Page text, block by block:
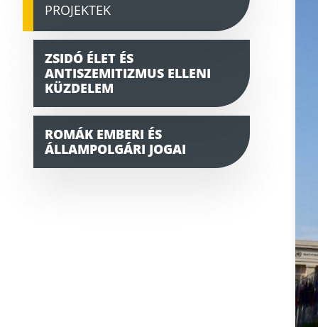
PROJEKTEK
ZSIDÓ ÉLET ÉS
ANTISZEMITIZMUS ELLENI
KÜZDELEM
ROMÁK EMBERI ÉS
ÁLLAMPOLGÁRI JOGAI